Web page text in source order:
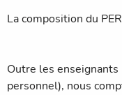
La composition du
Outre les
personnel), nous